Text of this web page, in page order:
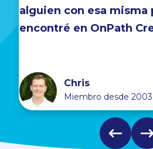
alguien con esa misma
encontré en OnPath
Chris
Miembro desde 2003